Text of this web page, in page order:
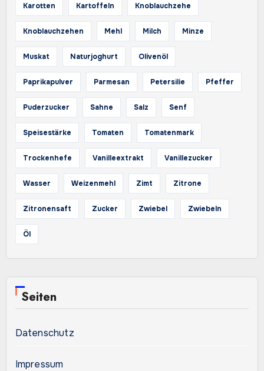
Karotten Kartoffeln Knoblauchzehe
Knoblauchzehen Mehl Milch Minze
Muskat Naturjoghurt Olivenöl
Paprikapulver Parmesan Petersilie Pfeffer
Puderzucker Sahne Salz Senf
Speisestärke Tomaten Tomatenmark
Trockenhefe Vanilleextrakt Vanillezucker
Wasser Weizenmehl Zimt Zitrone
Zitronensaft Zucker Zwiebel Zwiebeln
Öl
Seiten
Datenschutz
Impressum